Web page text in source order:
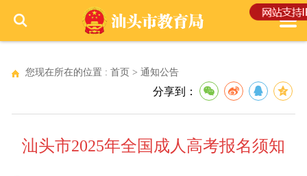
您现在所在的位置 : 首页 > 通知公告
分享到：
汕头市2025年全国成人高考报名须知